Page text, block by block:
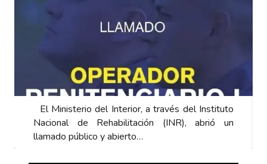
El Ministerio del Interior, a través del Instituto
Nacional de Rehabilitación (INR), abrió un
llamado público y abierto…